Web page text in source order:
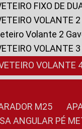
FIXO DE
VOLANTE
Volante 2
VOLANTE
M25
ANGULAR PÉ